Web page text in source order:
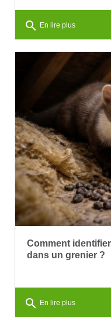
search En lire plus
Comment
dans un grenier ?
search En lire plus